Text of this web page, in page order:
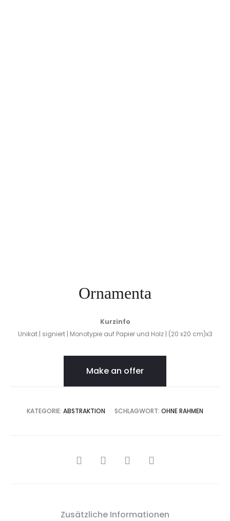
Ornamenta
Kurzinfo
Unikat | signiert | Monotypie auf Papier und Holz | (20 x20 cm)x3
Make an offer
KATEGORIE: ABSTRAKTION SCHLAGWORT: OHNE RAHMEN
SHARE
Zusätzliche Informationen